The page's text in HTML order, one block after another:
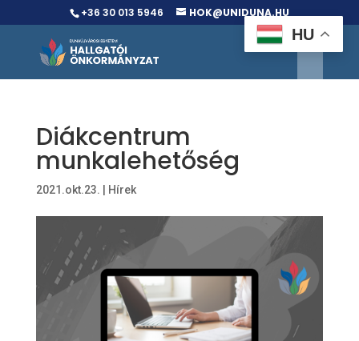
+36 30 013 5946 HOK@UNIDUNA.HU
Diákcentrum
munkalehetőség
2021.okt.23. Hírek
HU